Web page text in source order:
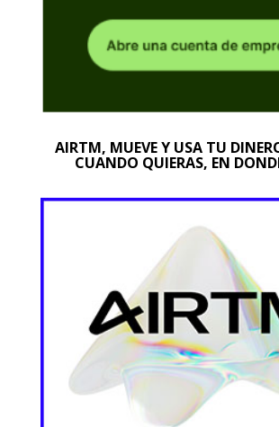
AIRTM, MUEVE Y USA TU
CUANDO QUIERAS, EN